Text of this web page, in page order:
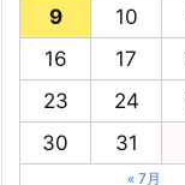
9
10
16
17
23
24
30
31
« 7月